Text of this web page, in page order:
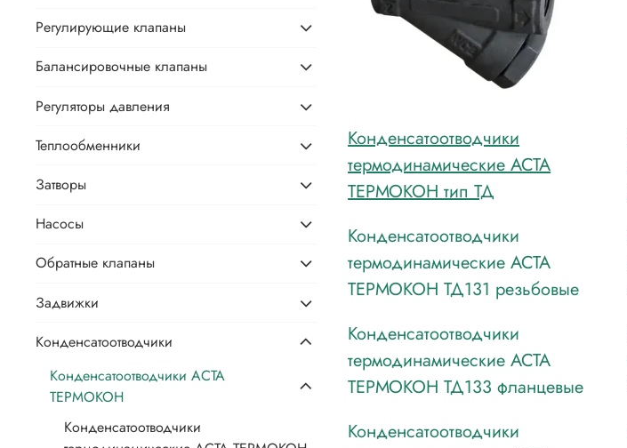
Конденсатоотводчики
термодинамические АСТА
ТЕРМОКОН тип ТД
Конденсатоотводчики
термодинамические АСТА
ТЕРМОКОН ТД131 резьбовые
Конденсатоотводчики
термодинамические АСТА
ТЕРМОКОН ТД133 фланцевые
Конденсатоотводчики
Регулирующие клапаны
Балансировочные клапаны
Регуляторы давления
Теплообменники
Затворы
Насосы
Обратные клапаны
Задвижки
Конденсатоотводчики
Конденсатоотводчики АСТА
ТЕРМОКОН
Конденсатоотводчики